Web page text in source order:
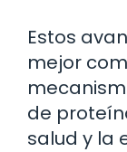
Estos
mejor
de
salud y la